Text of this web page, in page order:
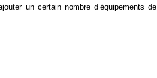
un certain nombre d’équipements de